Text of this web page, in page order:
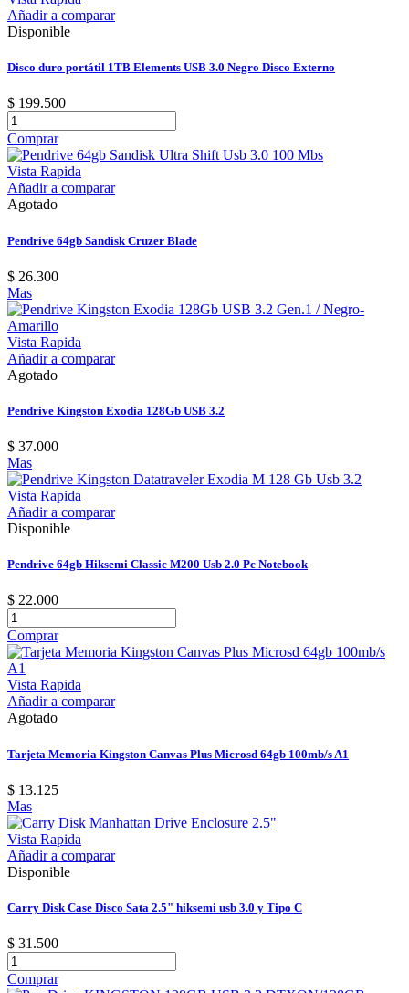
Añadir a comparar
Disponible
Disco duro portátil 1TB Elements USB 3.0 Negro Disco Externo
$ 199.500
Comprar
Vista Rapida
Añadir a comparar
Agotado
Pendrive 64gb Sandisk Cruzer Blade
$ 26.300
Mas
Vista Rapida
Añadir a comparar
Agotado
Pendrive Kingston Exodia 128Gb USB 3.2
$ 37.000
Mas
Vista Rapida
Añadir a comparar
Disponible
Pendrive 64gb Hiksemi Classic M200 Usb 2.0 Pc Notebook
$ 22.000
Comprar
Vista Rapida
Añadir a comparar
Agotado
Tarjeta Memoria Kingston Canvas Plus Microsd 64gb 100mb/s A1
$ 13.125
Mas
Vista Rapida
Añadir a comparar
Disponible
Carry Disk Case Disco Sata 2.5" hiksemi usb 3.0 y Tipo C
$ 31.500
Comprar